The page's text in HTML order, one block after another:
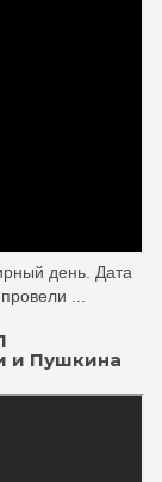
день. Дата
...
и Пушкина